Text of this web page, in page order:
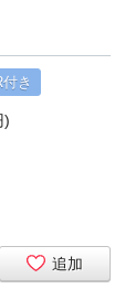
き
)
追加